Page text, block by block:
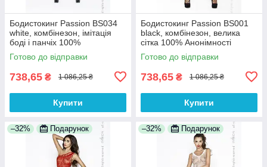
Бодистокинг Passion BS034
white, комбінезон, імітація
боді і панчіх 100%
Анонімності
Готово до відправки
738,65 ₴ 1 086,25 ₴
Купити
Бодистокинг Passion BS001
black, комбінезон, велика
сітка 100% Анонімності
Готово до відправки
738,65 ₴ 1 086,25 ₴
Купити
–32% Подарунок –32% Подарунок